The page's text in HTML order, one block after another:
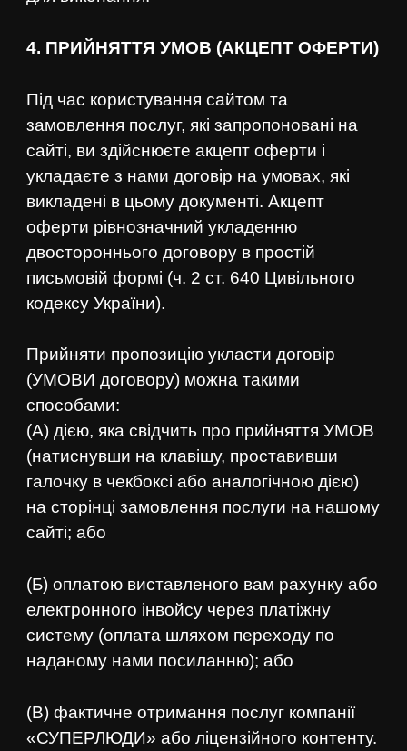
4. ПРИЙНЯТТЯ УМОВ (АКЦЕПТ ОФЕРТИ)
Під час користування сайтом та
замовлення послуг, які запропоновані на
сайті, ви здійснюєте акцепт оферти і
укладаєте з нами договір на умовах, які
викладені в цьому документі. Акцепт
оферти рівнозначний укладенню
двостороннього договору в простій
письмовій формі (ч. 2 ст. 640 Цивільного
кодексу України).
Прийняти пропозицію укласти договір
(УМОВИ договору) можна такими
способами:
(А) дією, яка свідчить про прийняття УМОВ
(натиснувши на клавішу, проставивши
галочку в чекбоксі або аналогічною дією)
на сторінці замовлення послуги на нашому
сайті; або
(Б) оплатою виставленого вам рахунку або
електронного інвойсу через платіжну
систему (оплата шляхом переходу по
наданому нами посиланню); або
(В) фактичне отримання послуг компанії
«СУПЕРЛЮДИ» або ліцензійного контенту.